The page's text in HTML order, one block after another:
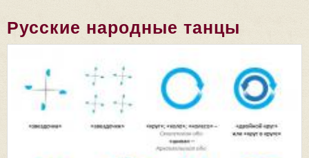
Русские народные танцы